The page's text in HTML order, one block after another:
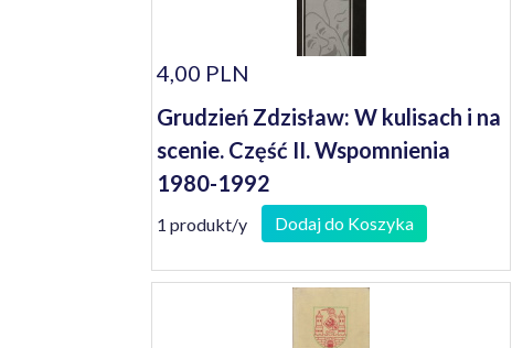
4,00 PLN
Grudzień Zdzisław: W kulisach i na
scenie. Część II. Wspomnienia
1980-1992
1 produkt/y Dodaj do Koszyka